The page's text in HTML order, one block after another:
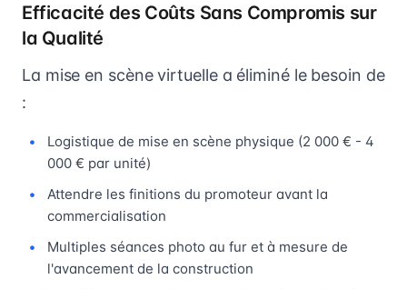
Efficacité des Coûts Sans Compromis sur
la Qualité
La mise en scène virtuelle a éliminé le besoin de
:
Logistique de mise en scène physique (2 000 € - 4
000 € par unité)
Attendre les finitions du promoteur avant la
commercialisation
Multiples séances photo au fur et à mesure de
l'avancement de la construction